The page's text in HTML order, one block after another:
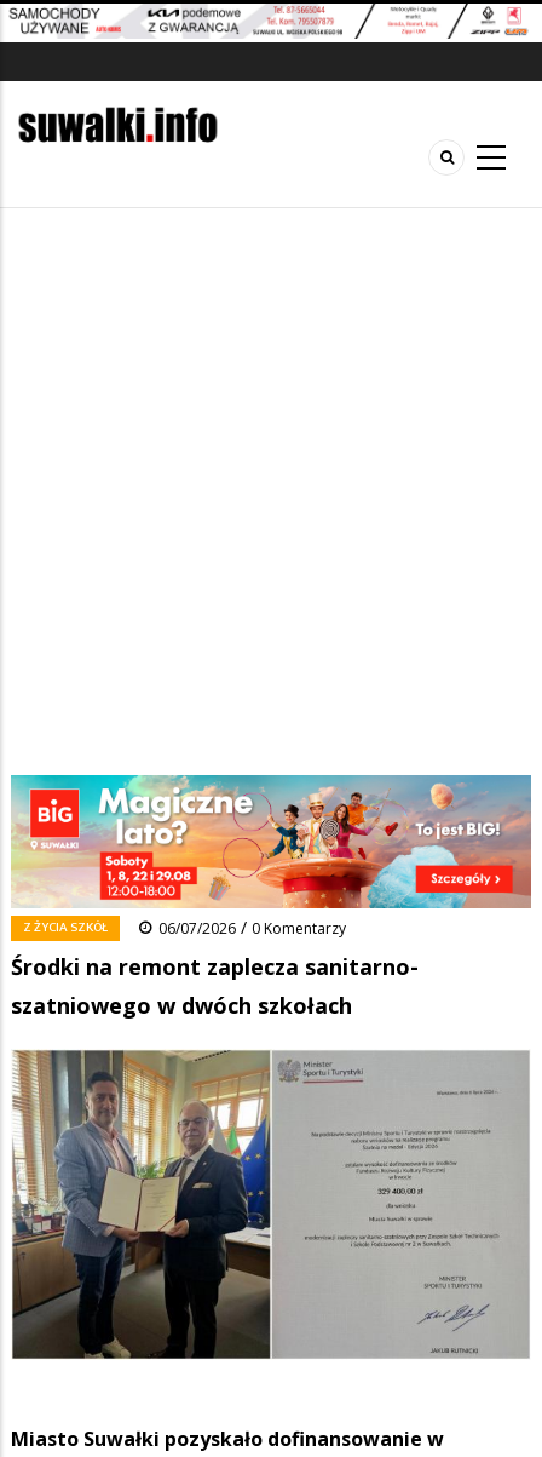
Ścieżka
nawigacyjna
Strona główna/Wiadomości/Z życia szkół /
Środki na remont zaplecza sanitarno-szatniowego w dwóch szkołach
FacebookPinterestTumblr
0 Reddit Share
Z ŻYCIA SZKÓŁ 06/07/2026 / 0 Komentarzy
Środki na remont zaplecza sanitarno-
szatniowego w dwóch szkołach
Miasto Suwałki pozyskało dofinansowanie w